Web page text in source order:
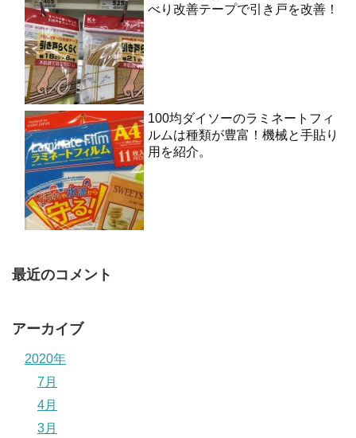
べり改善テープで引き戸を改善！
100均ダイソーのラミネートフィ
ルムは種類が豊富！機械と手貼り
用を紹介。
最近のコメント
アーカイブ
2020年
7月
4月
3月